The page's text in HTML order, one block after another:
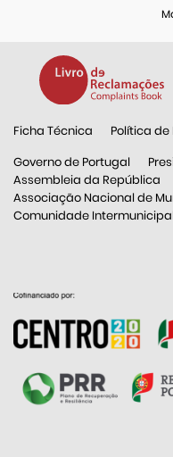
Ficha Técnica
Política
Governo de Portugal
Assembleia da República
Associação Nacional de
Comunidade